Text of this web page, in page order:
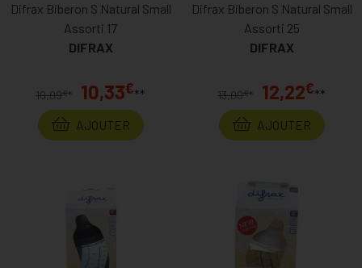
Difrax Biberon S Natural Small
Assorti 17
DIFRAX
10,99€* 10,33€**
AJOUTER
Difrax Biberon S Natural Small
Assorti 25
DIFRAX
13,00€* 12,22€**
AJOUTER